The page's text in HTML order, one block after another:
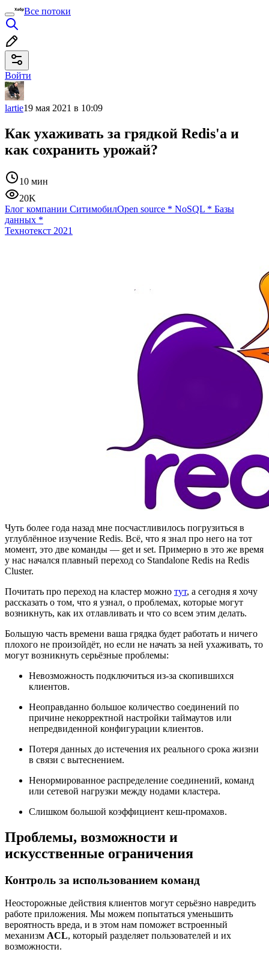
Все потоки
Войти
lartie19 мая 2021 в 10:09
Как ухаживать за грядкой Redis'а и
как сохранить урожай?
10 мин
20K
Блог компании СитимобилOpen source * NoSQL * Базы
данных *
Технотекст 2021
Чуть более года назад мне посчастливилось погрузиться в
углублённое изучение Redis. Всё, что я знал про него на тот
момент, это две команды — get и set. Примерно в это же время
у нас начался плавный переход со Standalone Redis на Redis
Cluster.
Почитать про переход на кластер можно тут, а сегодня я хочу
рассказать о том, что я узнал, о проблемах, которые могут
возникнуть, как их отлавливать и что со всем этим делать.
Большую часть времени ваша грядка будет работать и ничего
плохого не произойдёт, но если не начать за ней ухаживать, то
могут возникнуть серьёзные проблемы:
Невозможность подключиться из-за скопившихся
клиентов.
Неоправданно большое количество соединений по
причине некорректной настройки таймаутов или
непредвиденной конфигурации клиентов.
Потеря данных до истечения их реального срока жизни
в связи с вытеснением.
Ненормированное распределение соединений, команд
или сетевой нагрузки между нодами кластера.
Слишком большой коэффициент кеш-промахов.
Проблемы, возможности и
искусственные ограничения
Контроль за использованием команд
Неосторожные действия клиентов могут серьёзно навредить
работе приложения. Мы можем попытаться уменьшить
вероятность вреда, и в этом нам поможет встроенный
механизм ACL, который разделяет пользователей и их
возможности.